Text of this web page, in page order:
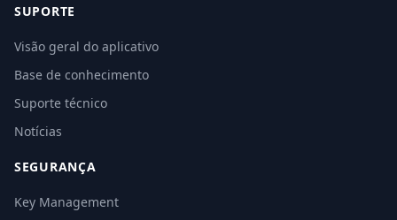
SUPORTE
Visão geral do aplicativo
Base de conhecimento
Suporte técnico
Notícias
SEGURANÇA
Key Management